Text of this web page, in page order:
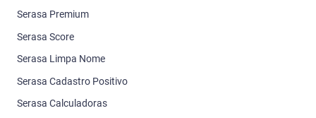
Serasa Premium
Serasa Score
Serasa Limpa Nome
Serasa Cadastro Positivo
Serasa Calculadoras